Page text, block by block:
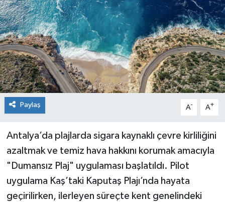
Paylaş A- A+
Antalya’da plajlarda sigara kaynaklı çevre kirliliğini
azaltmak ve temiz hava hakkını korumak amacıyla
"Dumansız Plaj" uygulaması başlatıldı. Pilot
uygulama Kaş’taki Kaputaş Plajı’nda hayata
geçirilirken, ilerleyen süreçte kent genelindeki